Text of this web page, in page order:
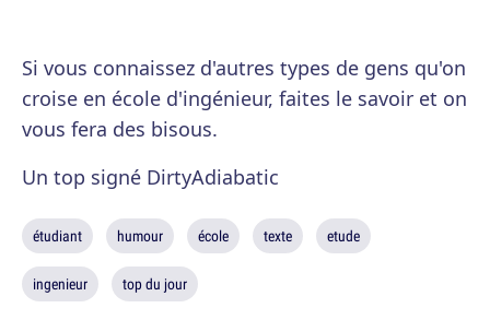
Si vous connaissez d'autres types de gens qu'on
croise en école d'ingénieur, faites le savoir et on
vous fera des bisous.
Un top signé DirtyAdiabatic
étudiant humour école texte etude
ingenieur top du jour